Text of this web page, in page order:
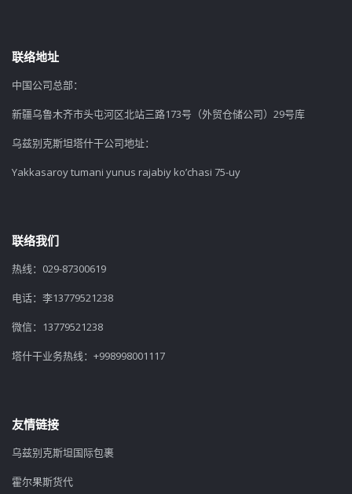
联络地址
中国公司总部：
新疆乌鲁木齐市头屯河区北站三路173号（外贸仓储公司）29号库
乌兹别克斯坦塔什干公司地址：
Yakkasaroy tumani yunus rajabiy ko’chasi 75-uy
联络我们
热线：029-87300619
电话：李13779521238
微信：13779521238
塔什干业务热线：+998998001117
友情链接
乌兹别克斯坦国际包裹
霍尔果斯货代